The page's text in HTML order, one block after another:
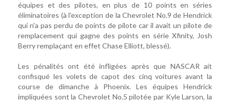
équipes et des pilotes, en plus de 10 points en séries
éliminatoires (à l'exception de la Chevrolet No.9 de Hendrick
qui n'a pas perdu de points de pilote car il avait un pilote de
remplacement qui gagne des points en série Xfinity, Josh
Berry remplaçant en effet Chase Elliott, blessé).
Les pénalités ont été infligées après que NASCAR ait
confisqué les volets de capot des cinq voitures avant la
course de dimanche à Phoenix. Les équipes Hendrick
impliquées sont la Chevrolet No.5 pilotée par Kyle Larson, la